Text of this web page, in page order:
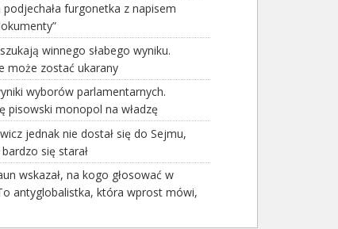
furgonetka z napisem
winnego słabego wyniku.
może zostać ukarany
wyborów parlamentarnych.
pisowski monopol na władzę
jednak nie dostał się do Sejmu,
się starał
wskazał, na kogo głosować w
antyglobalistka, która wprost mówi,